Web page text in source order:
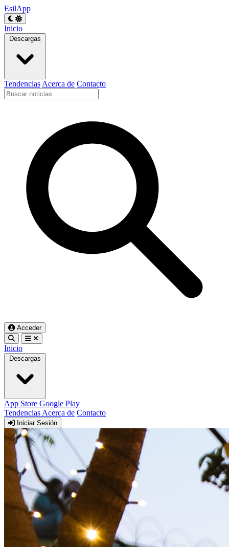
EsilApp
Inicio
Descargas
Tendencias Acerca de Contacto
Acceder
Inicio
Descargas
App Store Google Play
Tendencias Acerca de Contacto
Iniciar Sesión